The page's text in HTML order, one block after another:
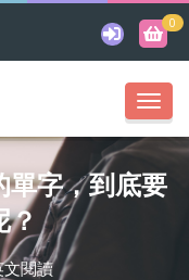
0
單字，到底要
？
文閱讀